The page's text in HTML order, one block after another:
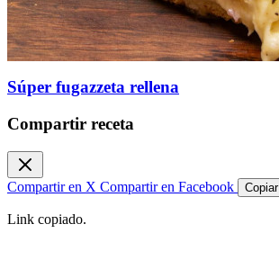
Súper fugazzeta rellena
Compartir receta
Compartir en X Compartir en Facebook
Link copiado.